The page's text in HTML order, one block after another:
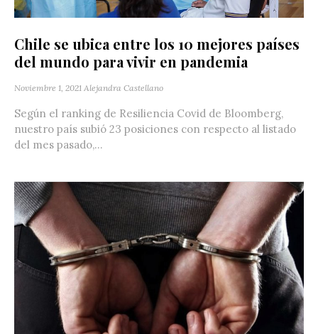
Chile se ubica entre los 10 mejores países
del mundo para vivir en pandemia
Noviembre 1, 2021 Alejandra Castellano
Según el ranking de Resiliencia Covid de Bloomberg,
nuestro país subió 23 posiciones con respecto al listado
del mes pasado,...